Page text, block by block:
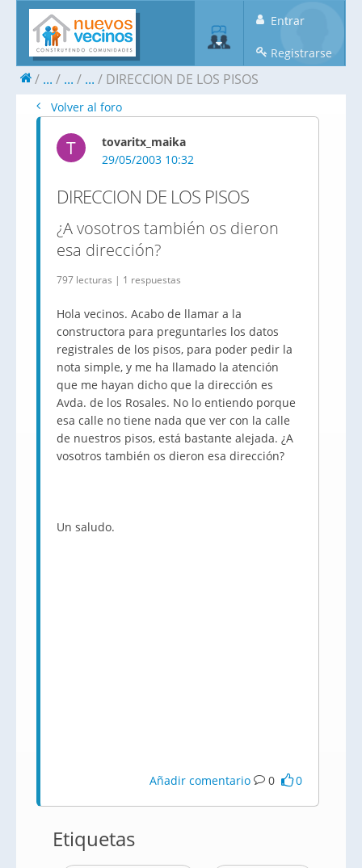
Entrar
Registrarse
... ... ... DIRECCION DE LOS PISOS
Volver al foro
T
tovaritx_maika
29/05/2003 10:32
DIRECCION DE LOS PISOS
¿A vosotros también os dieron
esa dirección?
797 lecturas | 1 respuestas
Hola vecinos. Acabo de llamar a la
constructora para preguntarles los datos
registrales de los pisos, para poder pedir la
nota simple, y me ha llamado la atención
que me hayan dicho que la dirección es
Avda. de los Rosales. No lo entiendo porque
esa calle no tiene nada que ver con la calle
de nuestros pisos, está bastante alejada. ¿A
vosotros también os dieron esa dirección?
Un saludo.
Añadir comentario 0 0
Etiquetas